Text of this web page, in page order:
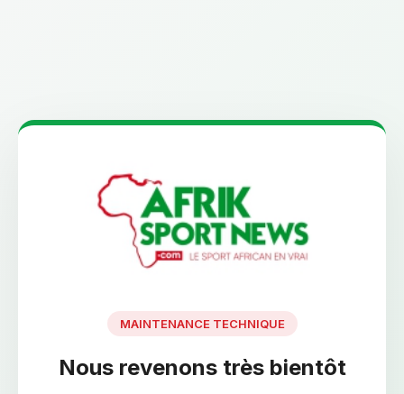
MAINTENANCE TECHNIQUE
Nous revenons très bientôt